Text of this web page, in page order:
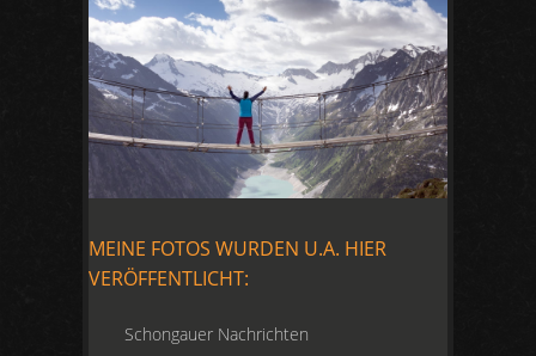
MEINE FOTOS WURDEN U.A. HIER
VERÖFFENTLICHT:
Schongauer Nachrichten